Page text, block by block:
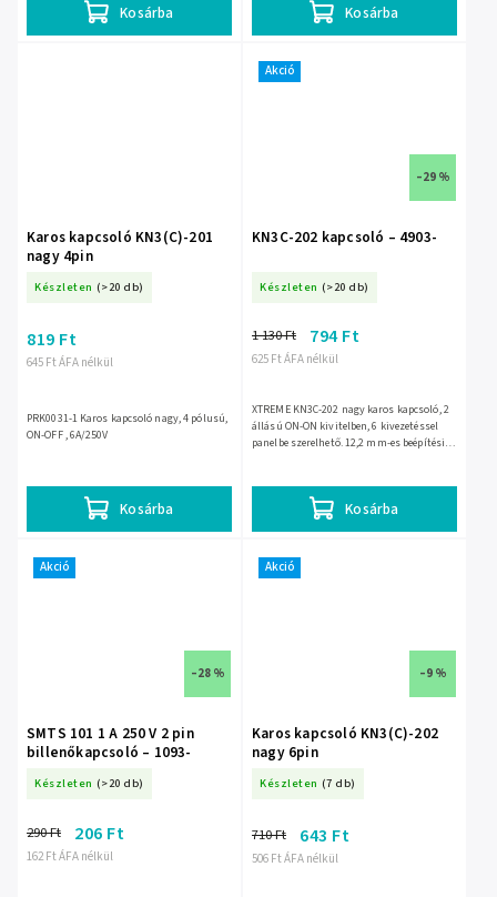
Kosárba Kosárba
Karos kapcsoló KN3(C)-201
nagy 4pin
Készleten (>20 db)
645 Ft ÁFA nélkül
819 Ft
Kosárba
PRK0031-1 Karos kapcsoló nagy, 4 pólusú,
ON-OFF , 6A/250V
Akció
–29 %
KN3C-202 kapcsoló – 4903-
Készleten (>20 db)
625 Ft ÁFA nélkül
1 130 Ft 794 Ft
Kosárba
XTREME KN3C-202 nagy karos kapcsoló, 2
állású ON-ON kivitelben, 6 kivezetéssel
panelbe szerelhető. 12,2 mm-es beépítési
Akció
–28 %
SMTS 101 1 A 250 V 2 pin
billenőkapcsoló – 1093-
Készleten (>20 db)
162 Ft ÁFA nélkül
290 Ft 206 Ft
Akció
–9 %
Karos kapcsoló KN3(C)-202
nagy 6pin
Készleten (7 db)
506 Ft ÁFA nélkül
710 Ft 643 Ft